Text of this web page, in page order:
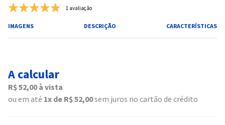
1 avaliação
IMAGENS DESCRIÇÃO CARACTERÍSTICAS
A calcular
R$52,00à vista
ou em até 1 R$52,00sem juros no cartão de crédito